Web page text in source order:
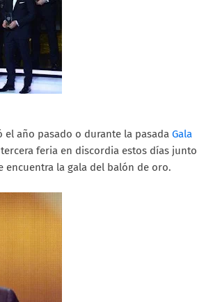
el año pasado o durante la pasada Gala
feria en discordia estos días junto
encuentra la gala del balón de oro.